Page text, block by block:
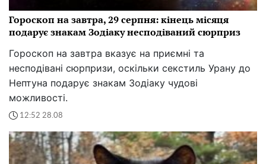
Гороскоп на завтра, 29 серпня: кінець місяця
подарує знакам Зодіаку несподіваний сюрприз
Гороскоп на завтра вказує на приємні та
несподівані сюрпризи, оскільки секстиль Урану до
Нептуна подарує знакам Зодіаку чудові
можливості.
12:52 28.08